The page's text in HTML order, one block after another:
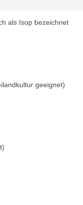
als Isop bezeichnet
geeignet)